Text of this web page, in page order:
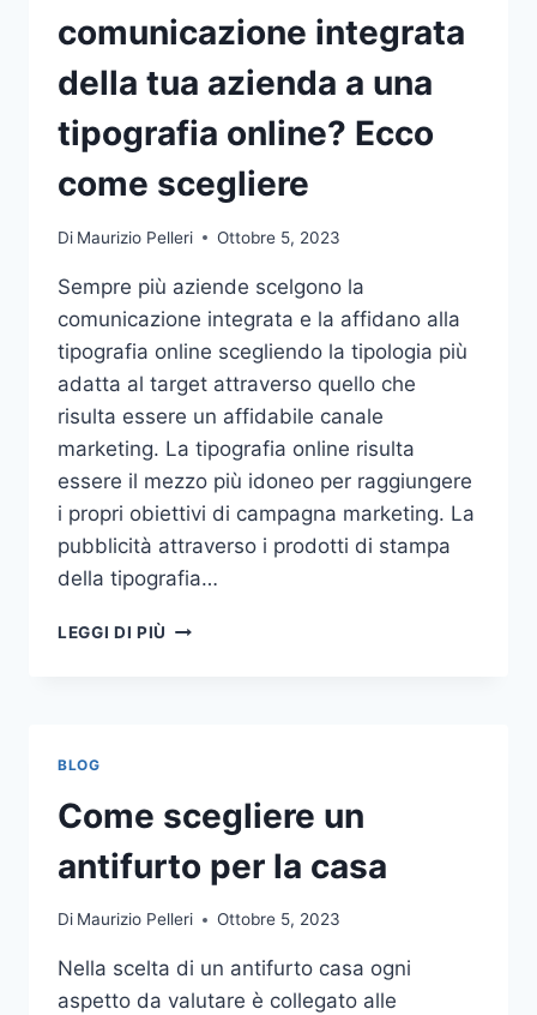
comunicazione integrata
della tua azienda a una
tipografia online? Ecco
come scegliere
Di Maurizio Pelleri Ottobre 5, 2023
Sempre più aziende scelgono la
comunicazione integrata e la affidano alla
tipografia online scegliendo la tipologia più
adatta al target attraverso quello che
risulta essere un affidabile canale
marketing. La tipografia online risulta
essere il mezzo più idoneo per raggiungere
i propri obiettivi di campagna marketing. La
pubblicità attraverso i prodotti di stampa
della tipografia…
LEGGI DI PIÙ VUOI
A
UNA
TIPOGRAFIA
ECCO
SCEGLIERE
BLOG
Come scegliere un
antifurto per la casa
Di Maurizio Pelleri Ottobre 5, 2023
Nella scelta di un antifurto casa ogni
aspetto da valutare è collegato alle